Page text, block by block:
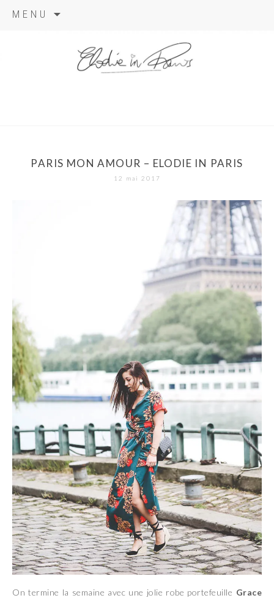
MENU
PARIS MON AMOUR – ELODIE IN PARIS
12 mai 2017
On termine la semaine avec une jolie robe portefeuille Grace